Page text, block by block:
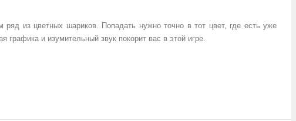
из цветных шариков. Попадать нужно точно в тот цвет, где есть уже
графика и изумительный звук покорит вас в этой игре.